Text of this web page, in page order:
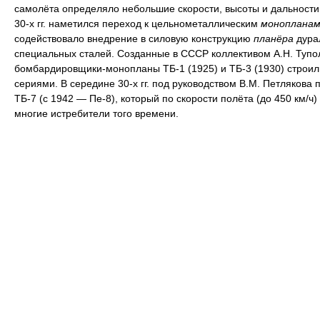
самолёта определяло небольшие скорости, высоты и
30-х гг. наметился переход к цельнометаллическим
содействовало внедрение в силовую конструкцию планёра
специальных сталей. Созданные в СССР коллективом А.Н.
бомбардировщики-монопланы ТБ-1 (1925) и ТБ-3 (1930)
сериями. В середине 30-х гг. под руководством В.М. Петлякова
ТБ-7 (с 1942 — Пе-8), который по скорости полёта (до 450 км/ч)
многие истребители того времени.